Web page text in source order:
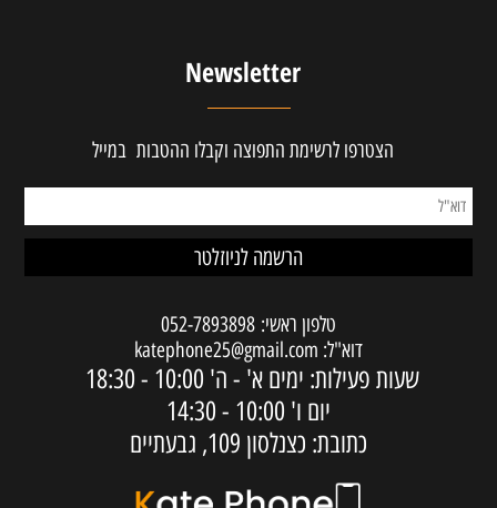
Newsletter
הצטרפו לרשימת התפוצה וקבלו ההטבות במייל
טלפון ראשי: 052-7893898
דוא"ל: katephone25@gmail.com
שעות פעילות: ימים א' - ה' 10:00 - 18:30
יום ו' 10:00 - 14:30
כתובת: כצנלסון 109, גבעתיים